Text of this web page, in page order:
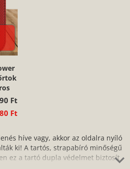
Ft
Ft
híve vagy, akkor az oldalra nyíló
ki! A tartós, strapabíró minőségű
ez a tartó dupla védelmet biztosít